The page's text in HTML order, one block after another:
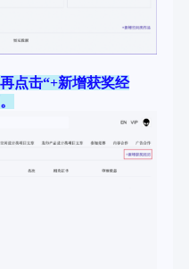
点击“+新增获奖经